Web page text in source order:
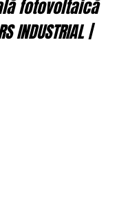
fotovoltaică
|